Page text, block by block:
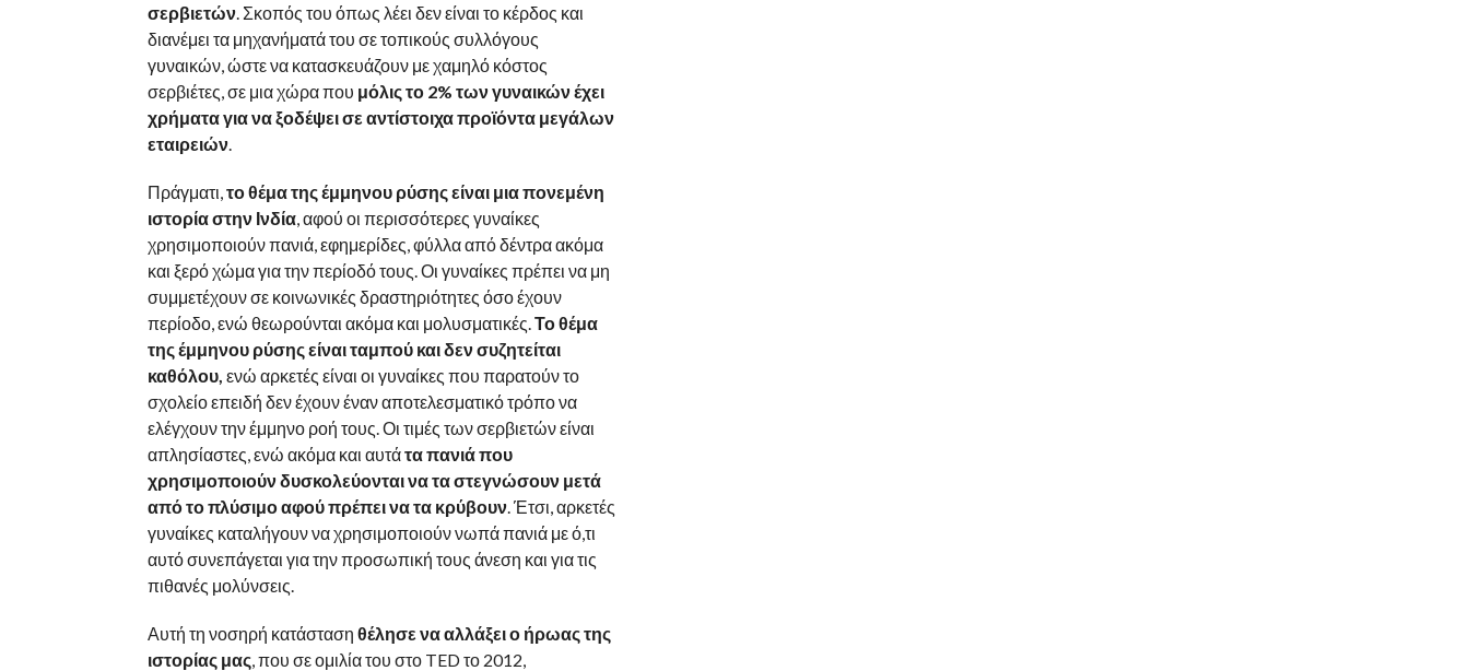
σερβιετών. Σκοπός του όπως λέει δεν είναι το κέρδος και
διανέμει τα μηχανήματά του σε τοπικούς συλλόγους
γυναικών, ώστε να κατασκευάζουν με χαμηλό κόστος
σερβιέτες, σε μια χώρα που μόλις το 2% των γυναικών έχει
χρήματα για να ξοδέψει σε αντίστοιχα προϊόντα μεγάλων
εταιρειών.
Πράγματι, το θέμα της έμμηνου ρύσης είναι μια πονεμένη
ιστορία στην Ινδία, αφού οι περισσότερες γυναίκες
χρησιμοποιούν πανιά, εφημερίδες, φύλλα από δέντρα ακόμα
και ξερό χώμα για την περίοδό τους. Οι γυναίκες πρέπει να μη
συμμετέχουν σε κοινωνικές δραστηριότητες όσο έχουν
περίοδο, ενώ θεωρούνται ακόμα και μολυσματικές. Το θέμα
της έμμηνου ρύσης είναι ταμπού και δεν συζητείται
καθόλου, ενώ αρκετές είναι οι γυναίκες που παρατούν το
σχολείο επειδή δεν έχουν έναν αποτελεσματικό τρόπο να
ελέγχουν την έμμηνο ροή τους. Οι τιμές των σερβιετών είναι
απλησίαστες, ενώ ακόμα και αυτάτα πανιά που
χρησιμοποιούν δυσκολεύονται να τα στεγνώσουν μετά
από το πλύσιμο αφού πρέπει να τα κρύβουν. Έτσι, αρκετές
γυναίκες καταλήγουν να χρησιμοποιούν νωπά πανιά με ό,τι
αυτό συνεπάγεται για την προσωπική τους άνεση και για τις
πιθανές μολύνσεις.
Αυτή τη νοσηρή κατάσταση θέλησε να αλλάξει ο ήρωας της
ιστορίας μας, που σε ομιλία του στο TED το 2012,